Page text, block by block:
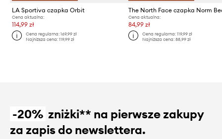
LA Sportiva czapka Orbit
Cena aktualna:
114,99 zł
Cena regularna:169,99 zł
Najniższa cena:119,99 zł
The North Face czapka Norm
Cena aktualna:
84,99 zł
Cena regularna: 119,99 zł
Najniższa cena: 88,99 zł
-20% zniżki** na pierwsze zakupy
za zapis do newslettera.